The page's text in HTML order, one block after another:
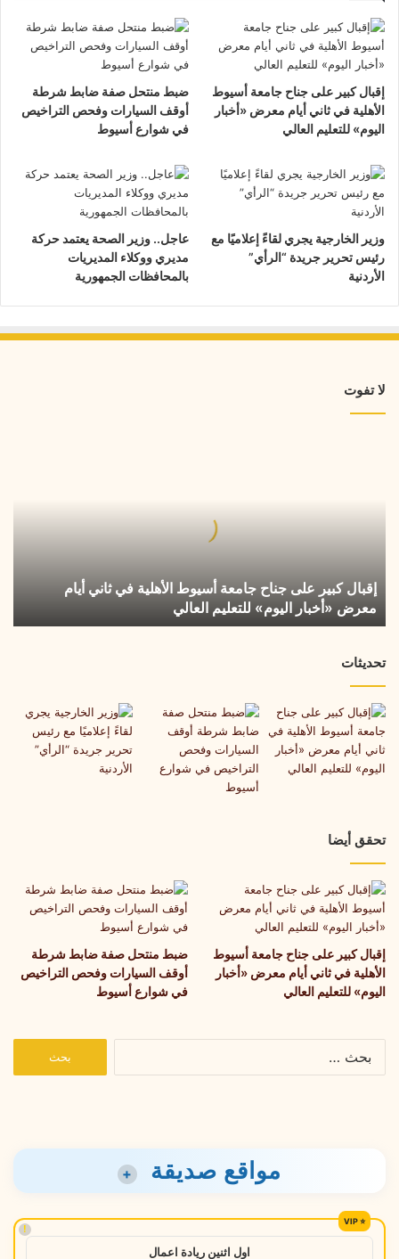
إقبال كبير على جناح جامعة أسيوط
الأهلية في ثاني أيام معرض «أخبار
اليوم» للتعليم العالي
ضبط منتحل صفة ضابط شرطة
أوقف السيارات وفحص التراخيص
في شوارع أسيوط
وزير الخارجية يجري لقاءً إعلاميًا مع
رئيس تحرير جريدة “الرأي”
الأردنية
عاجل.. وزير الصحة يعتمد حركة
مديري ووكلاء المديريات
بالمحافظات الجمهورية
لا تفوت
ثاني
أيام
معرض
اليوم»
العالي
إقبال كبير على جناح جامعة أسيوط الأهلية في ثاني أيام
معرض «أخبار اليوم» للتعليم العالي
تحديثات
تحقق أيضا
إقبال كبير على جناح جامعة أسيوط
الأهلية في ثاني أيام معرض «أخبار
اليوم» للتعليم العالي
ضبط منتحل صفة ضابط شرطة
أوقف السيارات وفحص التراخيص
في شوارع أسيوط
مواقع صديقة +
!
اول اثنين ريادة اعمال